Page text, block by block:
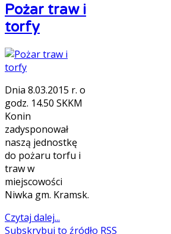
Pożar traw i
torfy
Dnia 8.03.2015 r. o
godz. 14.50 SKKM
Konin
zadysponował
naszą jednostkę
do pożaru torfu i
traw w
miejscowości
Niwka gm. Kramsk.
Czytaj dalej...
Subskrybuj to źródło RSS